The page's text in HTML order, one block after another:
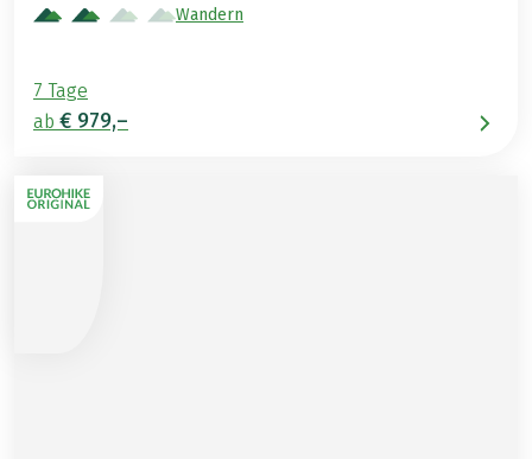
Wandern
7 Tage
ab € 979,–